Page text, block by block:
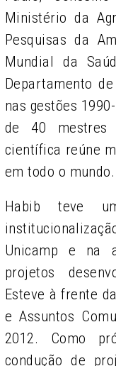
Ministério da
Pesquisas da
Mundial da
Departamento
nas gestões
de 40 mestres
científica reúne
em todo o mundo.
Habib teve
Unicamp e na
projetos
Esteve à frente
e Assuntos
2012. Como
condução de